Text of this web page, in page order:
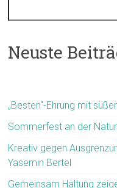
Neuste
„Besten“-Ehrung mit
Sommerfest an der
Kreativ gegen
Yasemin Bertel
Gemeinsam Haltung